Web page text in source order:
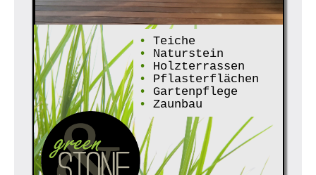
•
Teiche
•
Naturstein
•
Holzterrassen
•
Pflasterflächen
•
Gartenpflege
•
Zaunbau